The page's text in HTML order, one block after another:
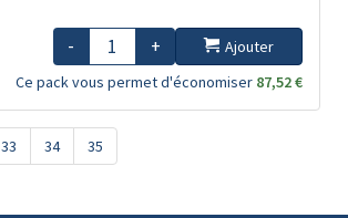
- +
Ajouter
Ce pack vous permet d'économiser 87,52 €
33 34 35